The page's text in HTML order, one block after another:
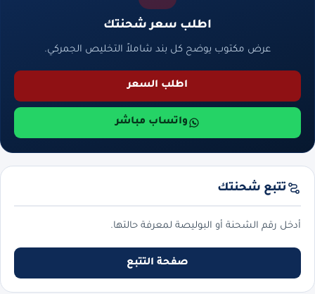
اطلب سعر شحنتك
عرض مكتوب يوضح كل بند شاملاً التخليص الجمركي.
اطلب السعر
واتساب مباشر
تتبع شحنتك
أدخل رقم الشحنة أو البوليصة لمعرفة حالتها.
صفحة التتبع